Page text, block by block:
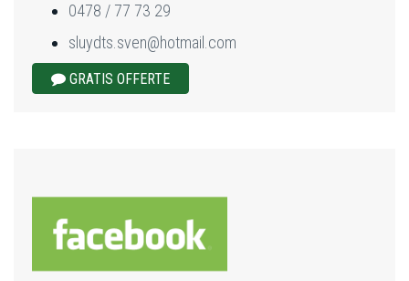
0478 / 77 73 29
sluydts.sven@hotmail.com
GRATIS OFFERTE